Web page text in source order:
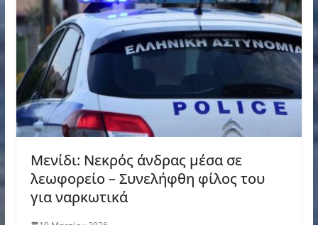
Μενίδι: Νεκρός άνδρας μέσα σε
λεωφορείο – Συνελήφθη φίλος του
για ναρκωτικά